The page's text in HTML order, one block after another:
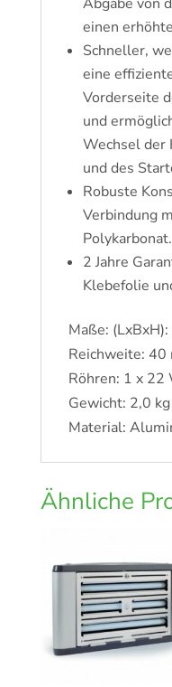
einen
Schneller,
eine
Vorderseite
und
Wechsel der
und des
Robuste
Verbindung
Polykarbonat.
2 Jahre
Klebefolie
Maße:
Reichweite: 40
Röhren: 1 x 22
Gewicht: 2,0 kg
Material:
Ähnliche